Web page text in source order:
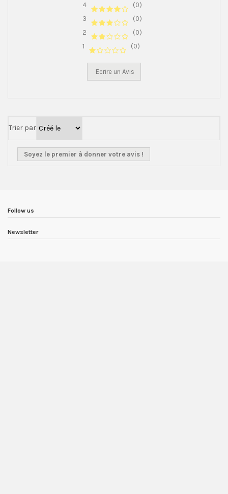
4
(0)
3
(0)
2
(0)
1
(0)
Ecrire un Avis
Trier par
Soyez le premier à donner votre avis !
Follow us
Newsletter